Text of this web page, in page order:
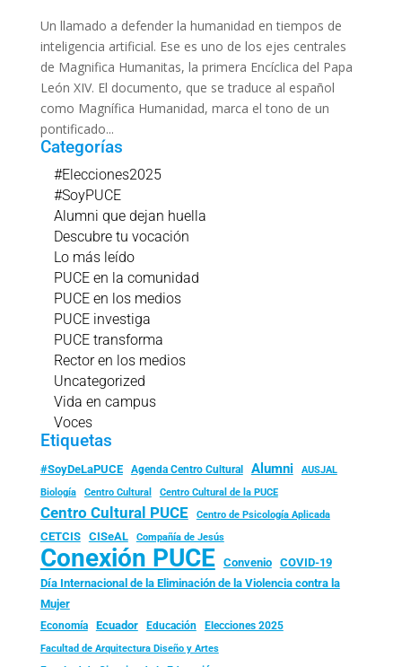
Un llamado a defender la humanidad en tiempos de
inteligencia artificial. Ese es uno de los ejes centrales
de Magnifica Humanitas, la primera Encíclica del Papa
León XIV. El documento, que se traduce al español
como Magnífica Humanidad, marca el tono de un
pontificado...
Categorías
#Elecciones2025
#SoyPUCE
Alumni que dejan huella
Descubre tu vocación
Lo más leído
PUCE en la comunidad
PUCE en los medios
PUCE investiga
PUCE transforma
Rector en los medios
Uncategorized
Vida en campus
Voces
Etiquetas
#SoyDeLaPUCE Agenda Centro Cultural Alumni
AUSJAL
Biología
Centro Cultural Centro Cultural de la PUCE
Centro Cultural PUCE Centro de Psicología Aplicada
CETCIS CISeAL Compañía de Jesús
Conexión PUCE Convenio
COVID-19
Día Internacional de la Eliminación de la Violencia contra la
Mujer
Economía Ecuador Educación Elecciones 2025
Facultad de Arquitectura Diseño y Artes